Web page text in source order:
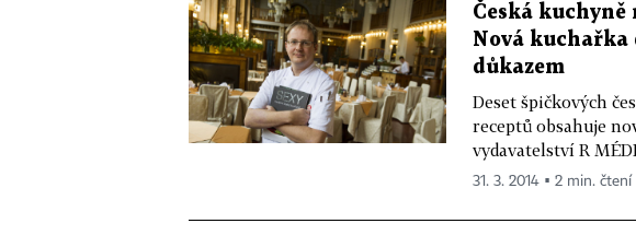
Česká kuchyně
Nová kuchařka
důkazem
Deset špičkových
receptů obsahuje
vydavatelství R
31. 3. 2014 ▪ 2 min. čtení